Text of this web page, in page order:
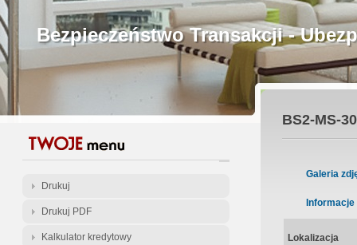
Bezpieczeństwo Transakcji -
Licencjonowani Pośrednicy
Gwarancja Zwrotu Zadatku
Gratis - Przedwstępna Umowa
Drukuj
Drukuj PDF
Kalkulator kredytowy
BS2-MS-
Galeria
Informacje
Lokalizacja